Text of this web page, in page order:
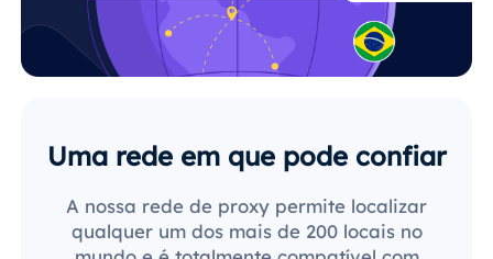
Uma rede em que pode confiar
A nossa rede de proxy permite localizar
qualquer um dos mais de 200 locais no